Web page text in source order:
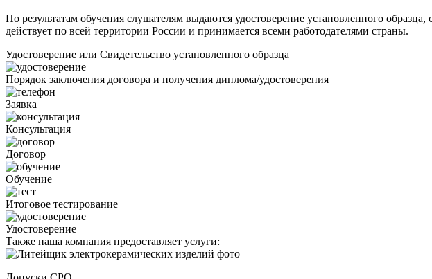
По результатам обучения слушателям выдаются удостоверение установленного
действует по всей территории России и принимается всеми работодателями страны.
Удостоверение или Свидетельство установленного образца
Порядок заключения договора и получения диплома/удостоверения
Заявка
Консультация
Договор
Обучение
Итоговое тестирование
Удостоверение
Также наша компания предоставляет услуги: